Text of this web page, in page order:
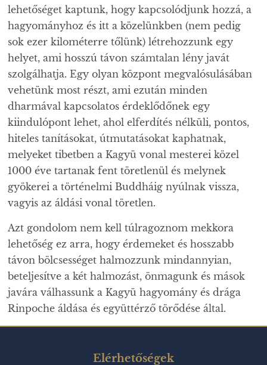
lehetőséget kaptunk, hogy kapcsolódjunk hozzá, a
hagyományhoz és itt a közelünkben (nem pedig
sok ezer kilométerre tőlünk) létrehozzunk egy
helyet, ami hosszú távon számtalan lény javát
szolgálhatja. Egy olyan központ megvalósulásában
vehetünk most részt, ami ezután minden
dharmával kapcsolatos érdeklődőnek egy
kiindulópont lehet, ahol elferdítés nélküli, pontos,
hiteles tanításokat, útmutatásokat kaphatnak,
melyeket tibetben a Kagyü vonal mesterei közel
1000 éve tartanak fent töretlenül és melynek
gyökerei a történelmi Buddháig nyúlnak vissza,
vagyis az áldási vonal töretlen.
Azt gondolom nem kell túlragoznom mekkora
lehetőség ez arra, hogy érdemeket és hosszabb
távon bölcsességet halmozzunk mindannyian,
beteljesítve a két halmozást, önmagunk és mások
javára válhassunk a Kagyü hagyomány és drága
Rinpoche áldása és együttérző törődése által.
Elérhetőségek